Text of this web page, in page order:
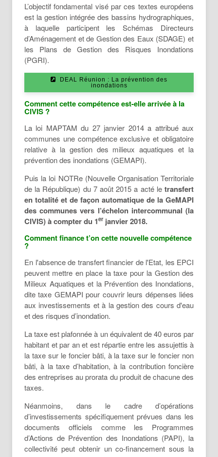
cycle de l’eau. Toute personne morale ou
physique, de droit public ou privé, pouvait
mettre en place des digues en respectant la
réglementation.
Le besoin de clarification de leur maîtrise
d’ouvrage a été identifié, car les digues dites
« orphelines » sont nombreuses, et la
difficulté à identifier certains gestionnaires
ne permettait pas d’assurer un suivi adapté.
intercommunalités, les départements et les
régions pouvaient se saisir de la gestion des
milieux aquatiques et créer des
groupements pour entretenir ou restaurer
ces milieux, mais cela n’avait pas de
caractère obligatoire.
L’objectif fondamental visé par ces textes européens
est la gestion intégrée des bassins hydrographiques,
à laquelle participent les Schémas Directeurs
d’Aménagement et de Gestion des Eaux (SDAGE) et
les Plans de Gestion des Risques Inondations
(PGRI).
DEAL Réunion : La prévention des
inondations
Comment cette compétence est-elle arrivée à la
CIVIS ?
La loi MAPTAM du 27 janvier 2014 a attribué aux
communes une compétence exclusive et obligatoire
relative à la gestion des milieux aquatiques et la
prévention des inondations (GEMAPI).
Puis la loi NOTRe (Nouvelle Organisation Territoriale
de la République) du 7 août 2015 a acté le transfert
en totalité et de façon automatique de la GeMAPI
des communes vers l’échelon intercommunal (la
CIVIS) à compter du 1erjanvier 2018.
Comment finance t’on cette nouvelle compétence
?
En l'absence de transfert financier de l'Etat, les EPCI
peuvent mettre en place la taxe pour la Gestion des
Milieux Aquatiques et la Prévention des Inondations,
dite taxe GEMAPI pour couvrir leurs dépenses liées
aux investissements et à la gestion des cours d'eau
et des risques d’inondation.
La taxe est plafonnée à un équivalent de 40 euros par
habitant et par an et est répartie entre les assujettis à
la taxe sur le foncier bâti, à la taxe sur le foncier non
bâti, à la taxe d’habitation, à la contribution foncière
des entreprises au prorata du produit de chacune des
taxes.
Néanmoins, dans le cadre d’opérations
d’investissements spécifiquement prévues dans les
documents officiels comme les Programmes
d’Actions de Prévention des Inondations (PAPI), la
collectivité peut obtenir un co-financement sous la